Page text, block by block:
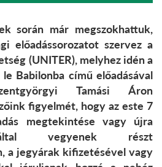
során már megszokhattuk,
előadássorozatot szervez a
(UNITER), melyhez idén a
Babilonba című előadásával
Tamási Áron
figyelmét, hogy az este 7
megtekintése vagy újra
vegyenek részt
, a jegyárak kifizetésével vagy